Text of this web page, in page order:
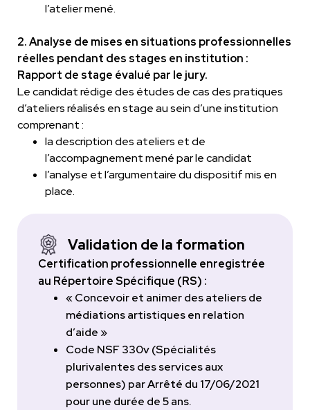
l’atelier mené.
2. Analyse de mises en situations professionnelles
réelles pendant des stages en institution :
Rapport de stage évalué par le jury.
Le candidat rédige des études de cas des pratiques
d’ateliers réalisés en stage au sein d’une institution
comprenant :
la description des ateliers et de
l’accompagnement mené par le candidat
l’analyse et l’argumentaire du dispositif mis en
place.
Validation de la formation
Certification professionnelle enregistrée
au Répertoire Spécifique (RS) :
« Concevoir et animer des ateliers de
médiations artistiques en relation
d’aide »
Code NSF 330v (Spécialités
plurivalentes des services aux
personnes) par Arrêté du 17/06/2021
pour une durée de 5 ans.